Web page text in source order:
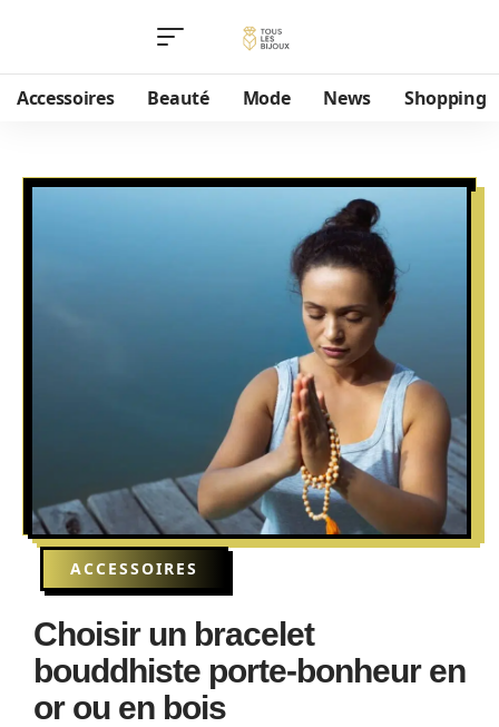
Accessoires Beauté Mode News Shopping
ACCESSOIRES
Choisir un bracelet
bouddhiste porte-bonheur en
or ou en bois